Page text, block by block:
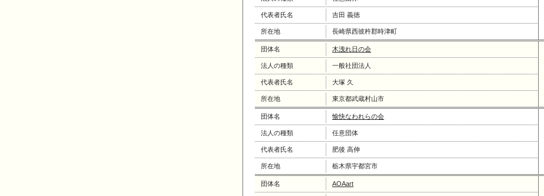
代表者氏名 吉田 義徳
所在地 長崎県西彼杵郡時津町
団体名 木洩れ日の会
法人の種類 一般社団法人
代表者氏名 大塚 久
所在地 東京都武蔵村山市
団体名 愉快なわれらの会
法人の種類 任意団体
代表者氏名 肥後 高伸
所在地 栃木県宇都宮市
団体名 AOAart